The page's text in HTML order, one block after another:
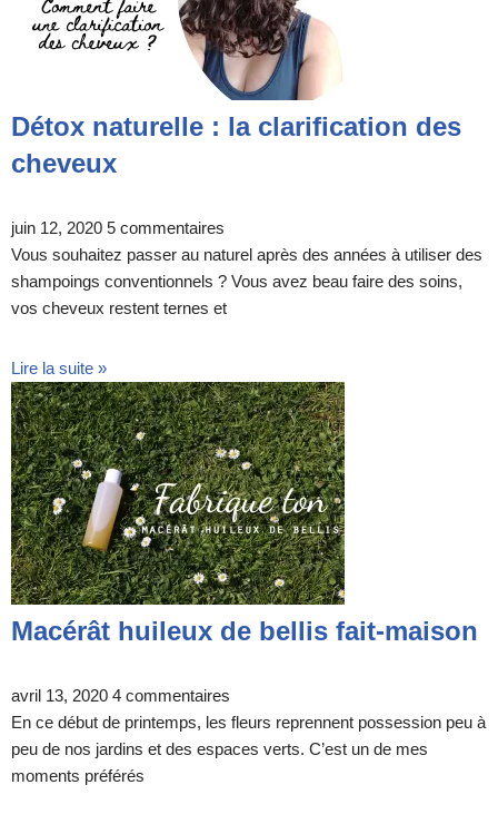
Détox naturelle : la clarification des
cheveux
juin 12, 2020 5 commentaires
Vous souhaitez passer au naturel après des années à utiliser des
shampoings conventionnels ? Vous avez beau faire des soins,
vos cheveux restent ternes et
Lire la suite »
Macérât huileux de bellis fait-maison
avril 13, 2020 4 commentaires
En ce début de printemps, les fleurs reprennent possession peu à
peu de nos jardins et des espaces verts. C’est un de mes
moments préférés